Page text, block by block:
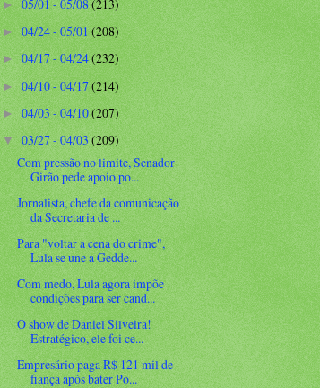
►05/01 - 05/08(213)
►04/24 - 05/01(208)
►04/17 - 04/24(232)
►04/10 - 04/17(214)
►04/03 - 04/10(207)
▼03/27 - 04/03(209)
Com pressão no limite, Senador
Girão pede apoio po...
Jornalista, chefe da comunicação
da Secretaria de ...
Para "voltar a cena do crime",
Lula se une a Gedde...
Com medo, Lula agora impõe
condições para ser cand...
O show de Daniel Silveira!
Estratégico, ele foi ce...
Empresário paga R$ 121 mil de
fiança após bater Po...